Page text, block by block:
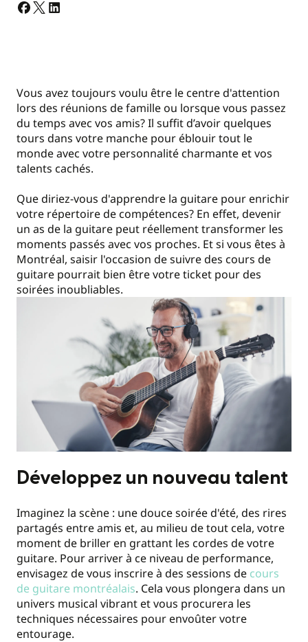
Vous avez toujours voulu être le centre d'attention
lors des réunions de famille ou lorsque vous passez
du temps avec vos amis? Il suffit d’avoir quelques
tours dans votre manche pour éblouir tout le
monde avec votre personnalité charmante et vos
talents cachés.
Que diriez-vous d'apprendre la guitare pour enrichir
votre répertoire de compétences? En effet, devenir
un as de la guitare peut réellement transformer les
moments passés avec vos proches. Et si vous êtes à
Montréal, saisir l'occasion de suivre des cours de
guitare pourrait bien être votre ticket pour des
soirées inoubliables.
Développez un nouveau talent
Imaginez la scène : une douce soirée d'été, des rires
partagés entre amis et, au milieu de tout cela, votre
moment de briller en grattant les cordes de votre
guitare. Pour arriver à ce niveau de performance,
envisagez de vous inscrire à des sessions de cours
de guitare montréalais. Cela vous plongera dans un
univers musical vibrant et vous procurera les
techniques nécessaires pour envoûter votre
entourage.